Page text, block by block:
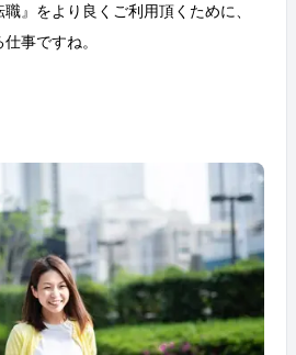
』をより良くご利用頂くために、
事ですね。